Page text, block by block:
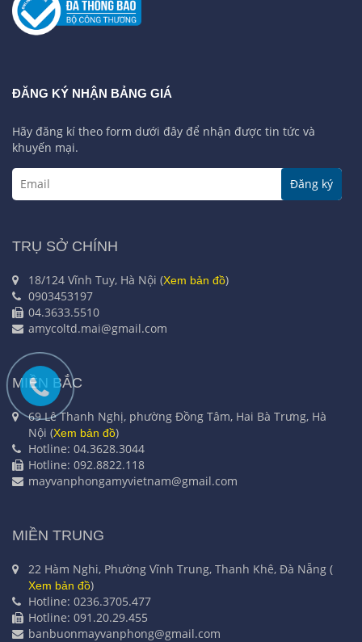
ĐĂNG KÝ NHẬN BẢNG GIÁ
Hãy đăng kí theo form dưới đây để nhận được tin tức và
khuyến mại.
Đăng ký
TRỤ SỞ CHÍNH
18/124 Vĩnh Tuy, Hà Nội (Xem bản đồ)
0903453197
04.3633.5510
amycoltd.mai@gmail.com
MIỀN BẮC
69 Lê Thanh Nghị, phường Đồng Tâm, Hai Bà Trưng, Hà
Nội (Xem bản đồ)
Hotline: 04.3628.3044
Hotline: 092.8822.118
mayvanphongamyvietnam@gmail.com
MIỀN TRUNG
22 Hàm Nghi, Phường Vĩnh Trung, Thanh Khê, Đà Nẵng (
Xem bản đồ)
Hotline: 0236.3705.477
Hotline: 091.20.29.455
banbuonmayvanphong@gmail.com